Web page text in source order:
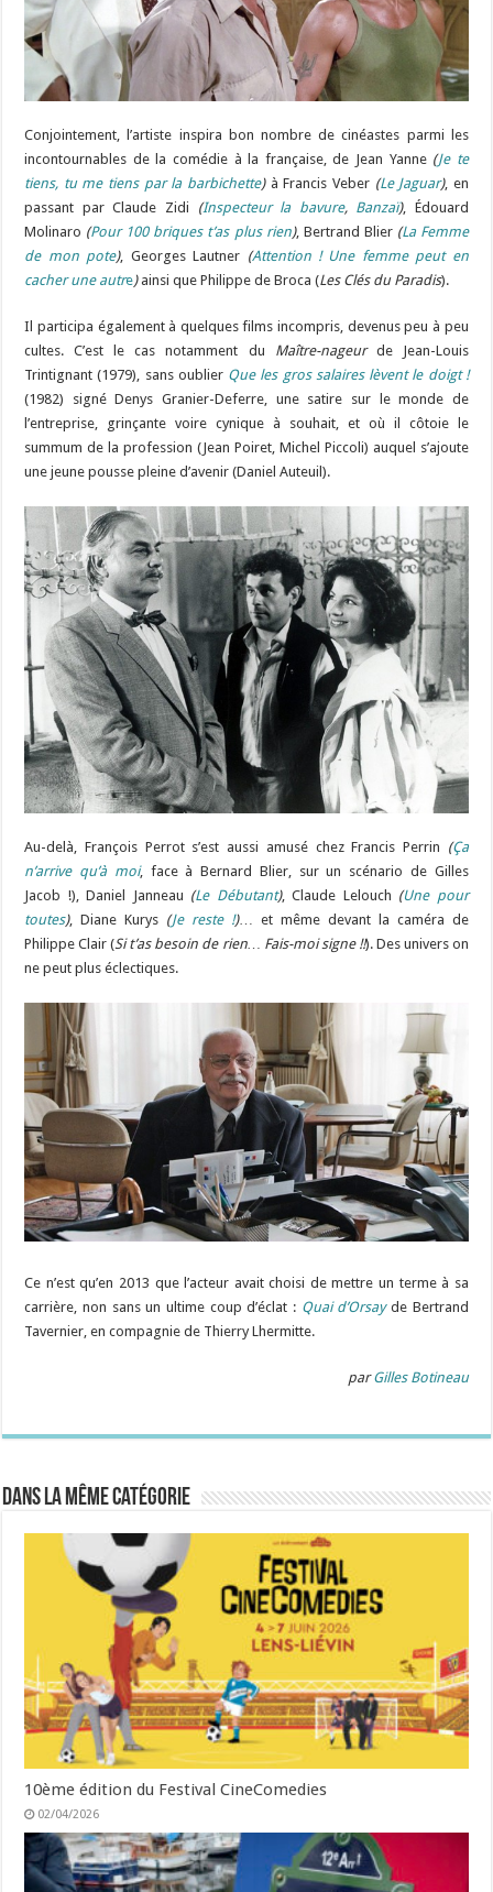
Conjointement, l’artiste inspira bon nombre de cinéastes parmi les
incontournables de la comédie à la française, de Jean Yanne (Je te
tiens, tu me tiens par la barbichette)à Francis Veber (Le Jaguar), en
passant par Claude Zidi (Inspecteur la bavure, Banzaï), Édouard
Molinaro (Pour 100 briques t’as plus rien), Bertrand Blier (La Femme
de mon pote), Georges Lautner (Attention ! Une femme peut en
cacher une autre)ainsi que Philippe de Broca (Les Clés du Paradis).
Il participa également à quelques films incompris, devenus peu à peu
cultes. C’est le cas notamment du Maître-nageurde Jean-Louis
Trintignant (1979), sans oublier Que les gros salaires lèvent le doigt !
(1982) signé Denys Granier-Deferre, une satire sur le monde de
l’entreprise, grinçante voire cynique à souhait, et où il côtoie le
summum de la profession (Jean Poiret, Michel Piccoli) auquel s’ajoute
une jeune pousse pleine d’avenir (Daniel Auteuil).
Au-delà, François Perrot s’est aussi amusé chez Francis Perrin (Ça
n’arrive qu’à moi, face à Bernard Blier, sur un scénario de Gilles
Jacob !), Daniel Janneau (Le Débutant), Claude Lelouch (Une pour
toutes), Diane Kurys (Je reste !)… et même devant la caméra de
Philippe Clair (Si t’as besoin de rien… Fais-moi signe !!). Des univers on
ne peut plus éclectiques.
Ce n’est qu’en 2013 que l’acteur avait choisi de mettre un terme à sa
carrière, non sans un ultime coup d’éclat : Quai d’Orsayde Bertrand
Tavernier, en compagnie de Thierry Lhermitte.
parGilles Botineau
Dans la même catégorie
10ème édition du Festival CineComedies
02/04/2026